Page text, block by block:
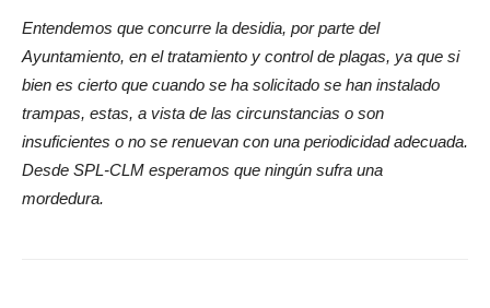
Entendemos que concurre la desidia, por parte del
Ayuntamiento, en el tratamiento y control de plagas, ya que si
bien es cierto que cuando se ha solicitado se han instalado
trampas, estas, a vista de las circunstancias o son
insuficientes o no se renuevan con una periodicidad adecuada.
Desde SPL-CLM esperamos que ningún sufra una
mordedura.